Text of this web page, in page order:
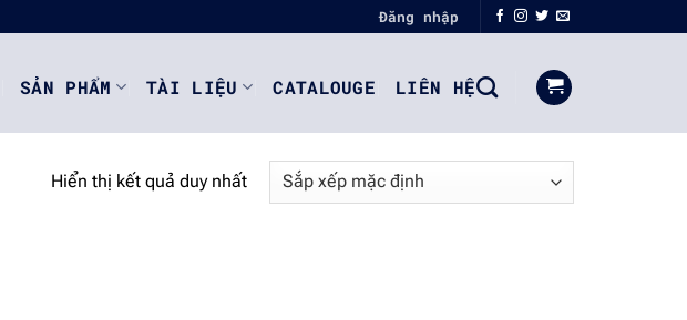
Đăng nhập
SẢN PHẨM TÀI LIỆU CATALOUGE LIÊN HỆ
Hiển thị kết quả duy nhất